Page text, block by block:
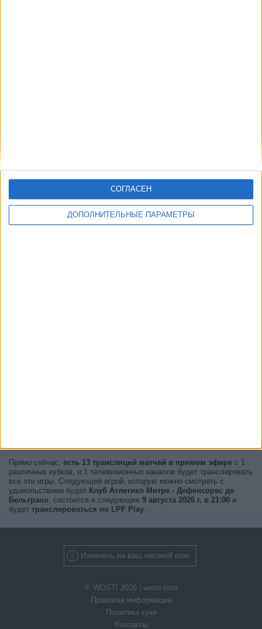
ДОПОЛНИТЕЛЬНЫЕ ПАРАМЕТРЫ
СОГЛАСЕН
Прямо сейчас, есть 13 трансляций матчей в прямом эфире с 1
различных кубков, и 1 телевизионных каналов будет транслировать
все эти игры. Следующей игрой, которую можно смотреть с
удовольствием будет Клуб Атлетико Митре - Дефенсорес де
Бельграно, состоится в следующее 9 августа 2026 г. в 21:00 и
будет транслироваться по LPF Play.
Изменить на ваш часовой пояс
© WOSTI 2026 | wosti.com
Правовая информация
Политика куки
Контакты